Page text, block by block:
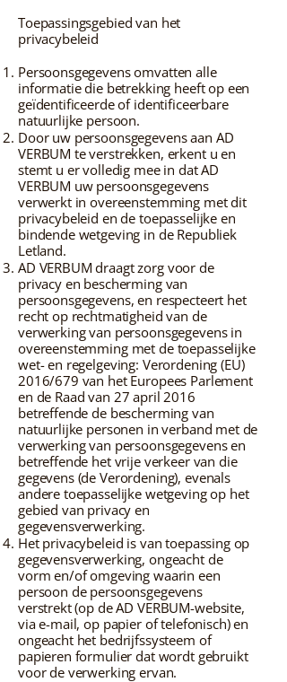
Toepassingsgebied van het
privacybeleid
Persoonsgegevens omvatten alle
informatie die betrekking heeft op een
geïdentificeerde of identificeerbare
natuurlijke persoon.
Door uw persoonsgegevens aan AD
VERBUM te verstrekken, erkent u en
stemt u er volledig mee in dat AD
VERBUM uw persoonsgegevens
verwerkt in overeenstemming met dit
privacybeleid en de toepasselijke en
bindende wetgeving in de Republiek
Letland.
AD VERBUM draagt zorg voor de
privacy en bescherming van
persoonsgegevens, en respecteert het
recht op rechtmatigheid van de
verwerking van persoonsgegevens in
overeenstemming met de toepasselijke
wet- en regelgeving: Verordening (EU)
2016/679 van het Europees Parlement
en de Raad van 27 april 2016
betreffende de bescherming van
natuurlijke personen in verband met de
verwerking van persoonsgegevens en
betreffende het vrije verkeer van die
gegevens (de Verordening), evenals
andere toepasselijke wetgeving op het
gebied van privacy en
gegevensverwerking.
Het privacybeleid is van toepassing op
gegevensverwerking, ongeacht de
vorm en/of omgeving waarin een
persoon de persoonsgegevens
verstrekt (op de AD VERBUM-website,
via e-mail, op papier of telefonisch) en
ongeacht het bedrijfssysteem of
papieren formulier dat wordt gebruikt
voor de verwerking ervan.